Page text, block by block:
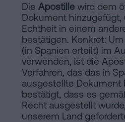
Die Apostille wird dem
Dokument hinzugefügt,
Echtheit in einem
bestätigen. Konkret:
(in Spanien erteilt) im
verwenden, ist die
Verfahren, das das in
ausgestellte Dokument
bestätigt, dass es
Recht ausgestellt
unserem Land